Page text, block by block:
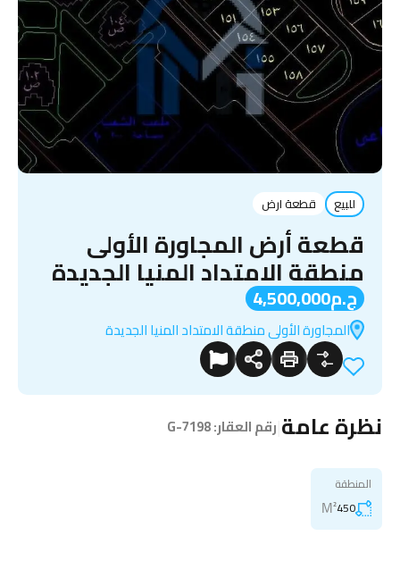
للبيع قطعة ارض
قطعة أرض المجاورة الأولى
منطقة الامتداد المنيا الجديدة
ج.م4,500,000
المجاورة الأولى منطقة الامتداد المنيا الجديدة
نظرة عامة رقم العقار:G-7198
المنطقة
450
M²